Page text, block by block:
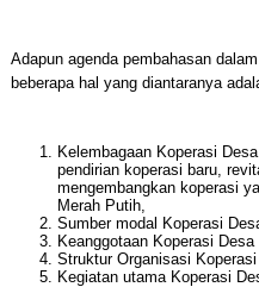
Adapun agenda pembahasan
beberapa hal yang diantaranya
Kelembagaan Koperasi
pendirian koperasi baru,
mengembangkan koperasi
Merah Putih,
Sumber modal Koperasi
Keanggotaan Koperasi
Struktur Organisasi
Kegiatan utama Koperasi